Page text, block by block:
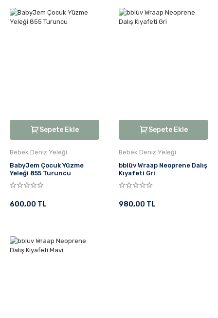
Sepete Ekle
Bebek Deniz Yeleği
BabyJem Çocuk Yüzme
Yeleği 855 Turuncu
600,00 TL
Sepete Ekle
Bebek Deniz Yeleği
bblüv Wraap Neoprene Dalış
Kıyafeti Gri
980,00 TL